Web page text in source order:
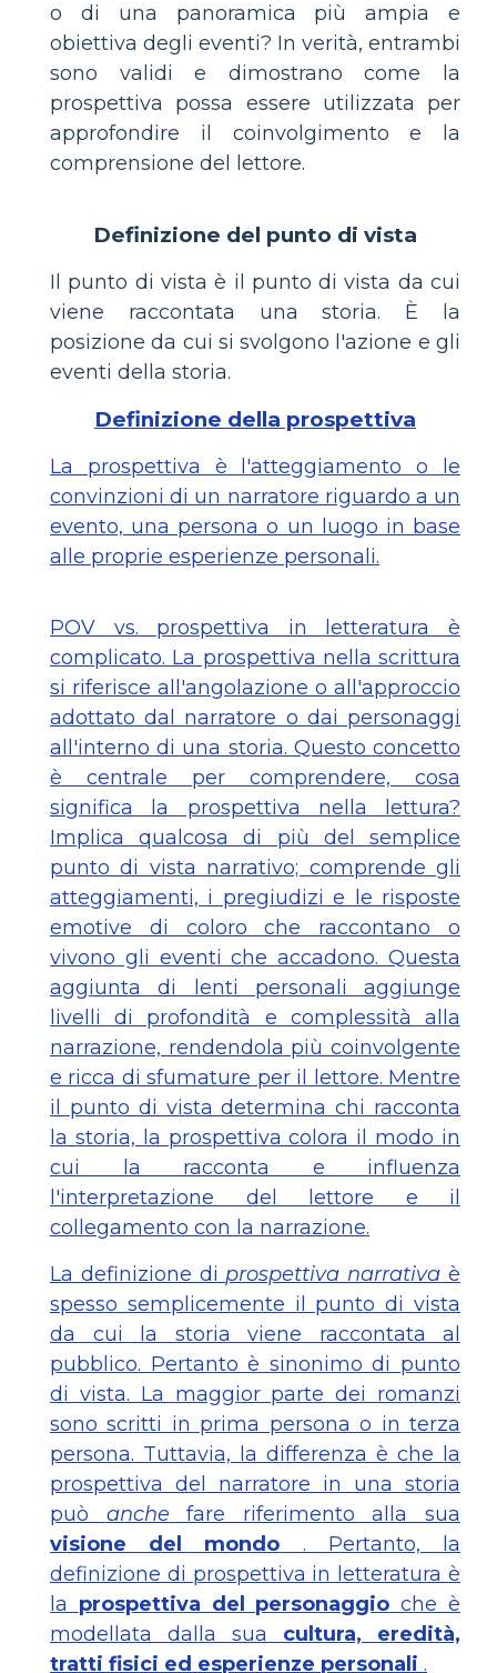
o di una panoramica più ampia e
obiettiva degli eventi? In verità, entrambi
sono validi e dimostrano come la
prospettiva possa essere utilizzata per
approfondire il coinvolgimento e la
comprensione del lettore.
Definizione del punto di vista
Il punto di vista è il punto di vista da cui
viene raccontata una storia. È la
posizione da cui si svolgono l'azione e gli
eventi della storia.
Definizione della prospettiva
La prospettiva è l'atteggiamento o le
convinzioni di un narratore riguardo a un
evento, una persona o un luogo in base
alle proprie esperienze personali.
POV vs. prospettiva in letteratura è
complicato. La prospettiva nella scrittura
si riferisce all'angolazione o all'approccio
adottato dal narratore o dai personaggi
all'interno di una storia. Questo concetto
è centrale per comprendere, cosa
significa la prospettiva nella lettura?
Implica qualcosa di più del semplice
punto di vista narrativo; comprende gli
atteggiamenti, i pregiudizi e le risposte
emotive di coloro che raccontano o
vivono gli eventi che accadono. Questa
aggiunta di lenti personali aggiunge
livelli di profondità e complessità alla
narrazione, rendendola più coinvolgente
e ricca di sfumature per il lettore. Mentre
il punto di vista determina chi racconta
la storia, la prospettiva colora il modo in
cui la racconta e influenza
l'interpretazione del lettore e il
collegamento con la narrazione.
La definizione di prospettiva narrativa è
spesso semplicemente il punto di vista
da cui la storia viene raccontata al
pubblico. Pertanto è sinonimo di punto
di vista. La maggior parte dei romanzi
sono scritti in prima persona o in terza
persona. Tuttavia, la differenza è che la
prospettiva del narratore in una storia
può anche fare riferimento alla sua
visione del mondo . Pertanto, la
definizione di prospettiva in letteratura è
la prospettiva del personaggio che è
modellata dalla sua cultura, eredità,
tratti fisici ed esperienze personali .